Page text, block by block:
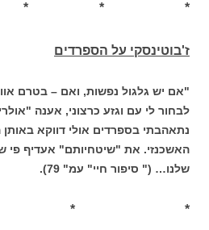
* * *
ז'בוטינסקי על הספרדים
"אם יש גלגול נפשות, ואם – בטרם
לבחור לי עם וגזע כרצוני, אענה
נתאהבתי בספרדים אולי דווקא
האשכנזי. את "שיטחיותם" אעדיף פי
שלנו… (" סיפור חיי" עמ" 79).
* *